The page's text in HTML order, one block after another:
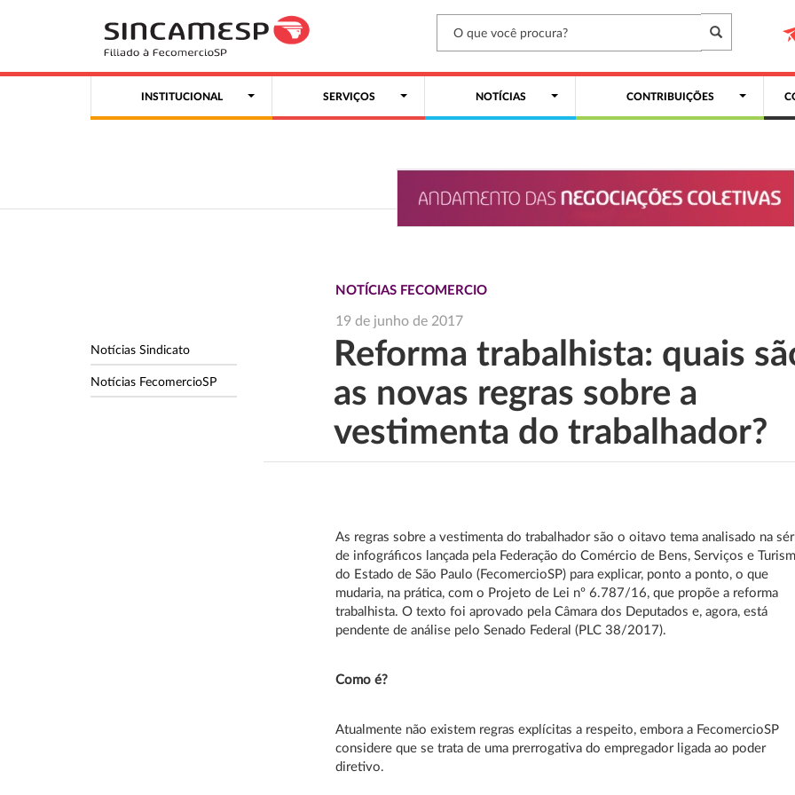
INSTITUCIONAL SERVIÇOS NOTÍCIAS CONTRIBUIÇÕES
Notícias Sindicato
Notícias FecomercioSP
NOTÍCIAS FECOMERCIO
19 de junho de 2017
Reforma trabalhista: quais
as novas regras sobre a
vestimenta do trabalhador?
As regras sobre a vestimenta do trabalhador são o oitavo tema analisado na
de infográficos lançada pela Federação do Comércio de Bens, Serviços e
do Estado de São Paulo (FecomercioSP) para explicar, ponto a ponto, o que
mudaria, na prática, com o Projeto de Lei nº 6.787/16, que propõe a reforma
trabalhista. O texto foi aprovado pela Câmara dos Deputados e, agora, está
pendente de análise pelo Senado Federal (PLC 38/2017).
Como é?
Atualmente não existem regras explícitas a respeito, embora a FecomercioSP
considere que se trata de uma prerrogativa do empregador ligada ao poder
diretivo.